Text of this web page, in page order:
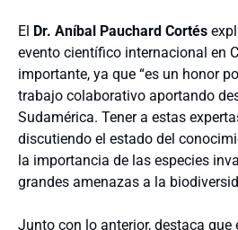
El Dr. Aníbal Pauchard Cortés
evento científico internacional en
importante, ya que “es un honor
trabajo colaborativo aportando
Sudamérica. Tener a estas
discutiendo el estado del
la importancia de las especies
grandes amenazas a la
Junto con lo anterior, destaca que